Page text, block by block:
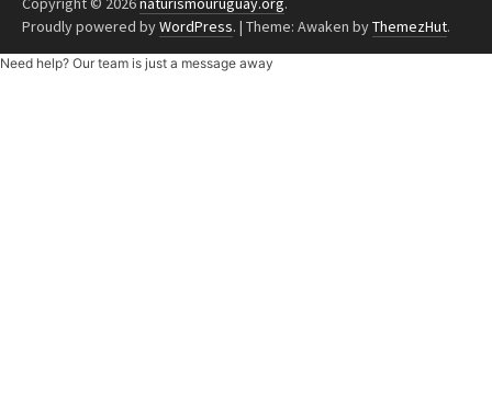
Proudly powered byWordPress. | Theme: Awaken byThemezHut.
Need help? Our team is just a message away